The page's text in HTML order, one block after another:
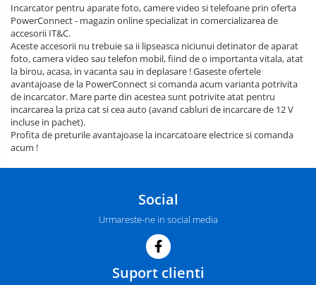
Incarcator pentru aparate foto, camere video si telefoane prin oferta
PowerConnect - magazin online specializat in comercializarea de
accesorii IT&C.
Aceste accesorii nu trebuie sa ii lipseasca niciunui detinator de aparat
foto, camera video sau telefon mobil, fiind de o importanta vitala, atat
la birou, acasa, in vacanta sau in deplasare ! Gaseste ofertele
avantajoase de la PowerConnect si comanda acum varianta potrivita
de incarcator. Mare parte din acestea sunt potrivite atat pentru
incarcarea la priza cat si cea auto (avand cabluri de incarcare de 12 V
incluse in pachet).
Profita de preturile avantajoase la incarcatoare electrice si comanda
acum !
Social
Urmareste-ne in social media
Suport clienti